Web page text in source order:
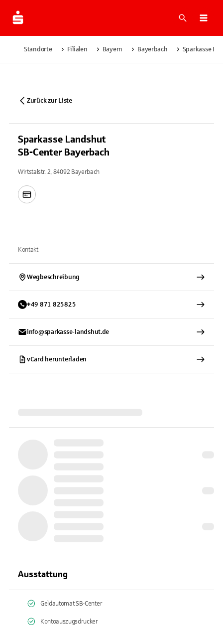
Suche
Standorte Filialen Bayern Bayerbach Sparkasse
Zurück zur Liste
Sparkasse Landshut
SB-Center Bayerbach
Wirtstalstr. 2, 84092 Bayerbach
Kontakt
Wegbeschreibung
+49 871 825825
info@sparkasse-landshut.de
vCard herunterladen
Ausstattung
Geldautomat SB-Center
Kontoauszugsdrucker